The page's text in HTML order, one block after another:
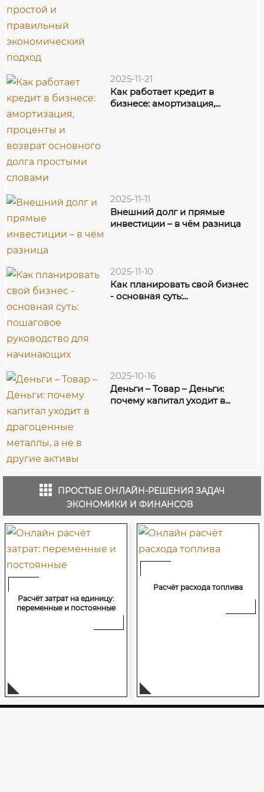
2025-11-21
Как работает кредит в
бизнесе: амортизация,...
2025-11-11
Внешний долг и прямые
инвестиции – в чём разница
2025-11-10
Как планировать свой бизнес
- основная суть:...
2025-10-16
Деньги – Товар – Деньги:
почему капитал уходит в...
ПРОСТЫЕ ОНЛАЙН-РЕШЕНИЯ ЗАДАЧ
ЭКОНОМИКИ И ФИНАНСОВ
Расчёт затрат на единицу:
переменные и постоянные
Расчёт расхода топлива